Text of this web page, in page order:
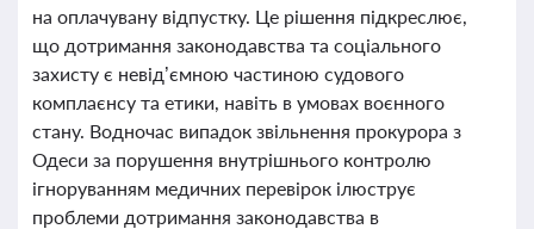
на оплачувану відпустку. Це рішення підкреслює,
що дотримання законодавства та соціального
захисту є невід’ємною частиною судового
комплаєнсу та етики, навіть в умовах воєнного
стану. Водночас випадок звільнення прокурора з
Одеси за порушення внутрішнього контролю
ігноруванням медичних перевірок ілюструє
проблеми дотримання законодавства в